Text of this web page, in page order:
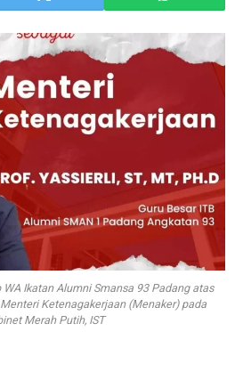
Ikatan Alumni Smansa 93 Padang atas
Ketenagakerjaan (Menaker) pada
Merah Putih, IST